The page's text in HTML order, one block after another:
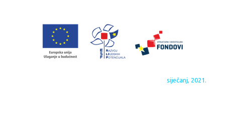
siječanj, 2021.